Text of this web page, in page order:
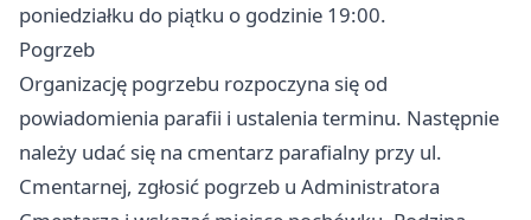
poniedziałku do piątku o godzinie 19:00.
Pogrzeb
Organizację pogrzebu rozpoczyna się od
powiadomienia parafii i ustalenia terminu. Następnie
należy udać się na cmentarz parafialny przy ul.
Cmentarnej, zgłosić pogrzeb u Administratora